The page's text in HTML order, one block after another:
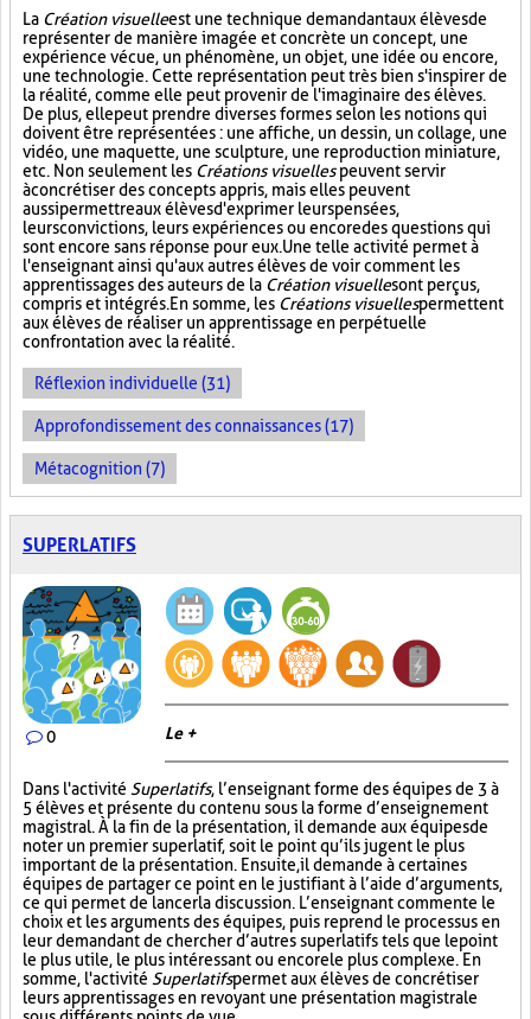
La Création visuelleest une technique demandant aux élèves de
représenter de manière imagée et concrète un concept, une
expérience vécue, un phénomène, un objet, une idée ou encore,
une technologie. Cette représentation peut très bien s'inspirer de
la réalité, comme elle peut provenir de l'imaginaire des élèves.
De plus, elle peut prendre diverses formes selon les notions qui
doivent être représentées : une affiche, un dessin, un collage, une
vidéo, une maquette, une sculpture, une reproduction miniature,
etc. Non seulement les Créations visuellespeuvent servir
à concrétiser des concepts appris, mais elles peuvent
aussi permettre aux élèves d'exprimer leurs pensées,
leurs convictions, leurs expériences ou encore des questions qui
sont encore sans réponse pour eux. Une telle activité permet à
l'enseignant ainsi qu'aux autres élèves de voir comment les
apprentissages des auteurs de la Création visuellesont perçus,
compris et intégrés. En somme, les Créations visuellespermettent
aux élèves de réaliser un apprentissage en perpétuelle
confrontation avec la réalité.
Réflexion individuelle (31)
Approfondissement des connaissances (17)
Métacognition (7)
SUPERLATIFS
0 Le +
Dans l'activité Superlatifs, l’enseignant forme des équipes de 3 à
5 élèves et présente du contenu sous la forme d’enseignement
magistral. À la fin de la présentation, il demande aux équipes de
noter un premier superlatif, soit le point qu’ils jugent le plus
important de la présentation. Ensuite, il demande à certaines
équipes de partager ce point en le justifiant à l’aide d’arguments,
ce qui permet de lancer la discussion. L’enseignant commente le
choix et les arguments des équipes, puis reprend le processus en
leur demandant de chercher d’autres superlatifs tels que le point
le plus utile, le plus intéressant ou encore le plus complexe. En
somme, l'activité Superlatifspermet aux élèves de concrétiser
leurs apprentissages en revoyant une présentation magistrale